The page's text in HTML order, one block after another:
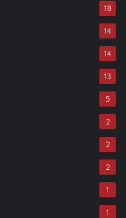
18
14
14
13
5
2
2
2
1
1